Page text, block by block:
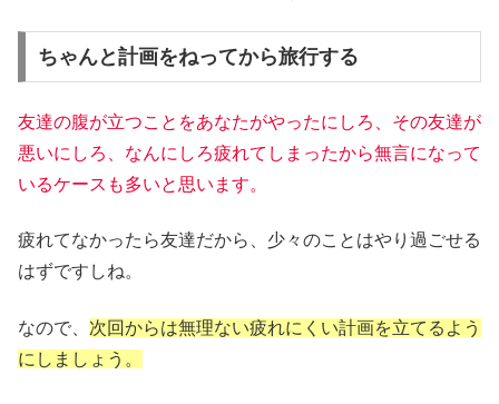
ちゃんと計画をねってから旅行する
友達の腹が立つことをあなたがやったにしろ、その友達が
悪いにしろ、なんにしろ疲れてしまったから無言になって
いるケースも多いと思います。
疲れてなかったら友達だから、少々のことはやり過ごせる
はずですしね。
なので、 次回からは無理ない疲れにくい計画を立てるよう
にしましょう。